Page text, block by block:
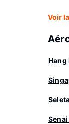
Voir
Hang